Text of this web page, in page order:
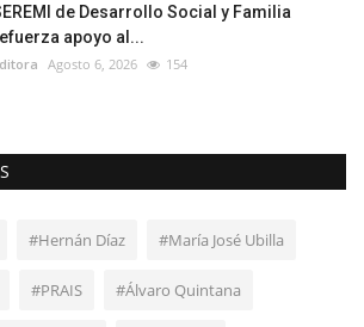
de Desarrollo Social y Familia
apoyo al...
Agosto 6, 2026 154
#Hernán Díaz #María José Ubilla
#PRAIS #Álvaro Quintana